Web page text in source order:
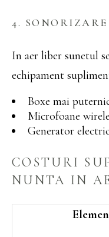
4. SONORIZARE
In aer liber sunetul
echipament
Boxe mai
Microfoane
Generator
COSTURI
NUNTA IN